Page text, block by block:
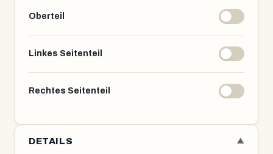
Linkes Seitenteil
Rechtes Seitenteil
Oberteil
DETAILS ▼